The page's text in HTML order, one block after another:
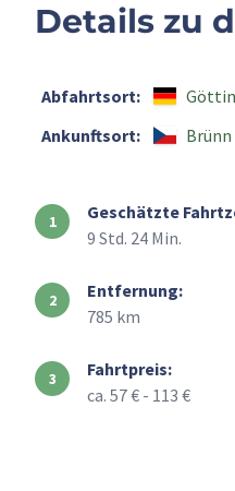
Details zu
Abfahrtsort:
Ankunftsort:
Geschätzte
9 Std. 24 Min.
Entfernung:
785 km
Fahrtpreis:
ca. 57 € - 113 €